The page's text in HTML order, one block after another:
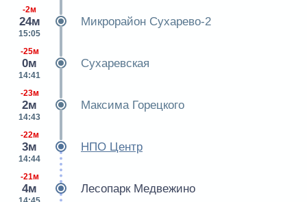
-2м
24м
15:05
Микрорайон Сухарево-2
-25м
0м
14:41
Сухаревская
-23м
2м
14:43
Максима Горецкого
-22м
3м
14:44
НПО Центр
-21м
4м Лесопарк Медвежино